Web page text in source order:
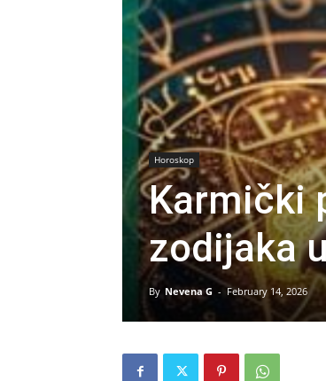
Horoskop
Karmički
zodijaka
By Nevena G - February 14, 2026